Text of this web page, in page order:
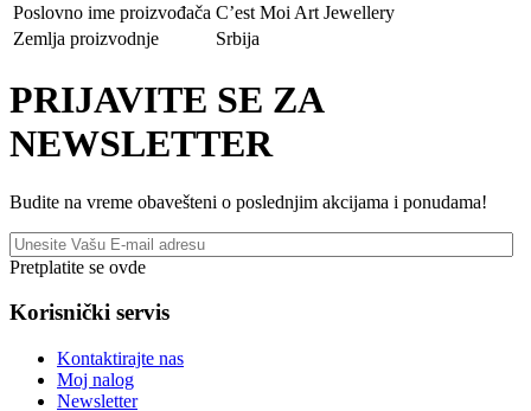
Poslovno ime proizvođača C’est Moi Art Jewellery
Zemlja proizvodnje
Srbija
PRIJAVITE SE ZA
NEWSLETTER
Budite na vreme obavešteni o poslednjim akcijama i ponudama!
Pretplatite se ovde
Korisnički servis
Kontaktirajte nas
Moj nalog
Newsletter